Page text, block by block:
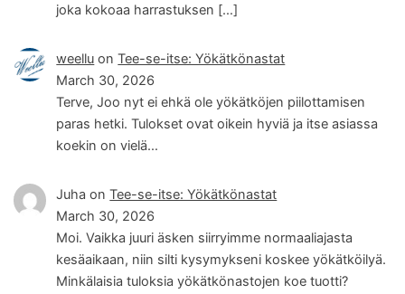
joka kokoaa harrastuksen […]
weellu onTee-se-itse: Yökätkönastat
March 30, 2026
Terve, Joo nyt ei ehkä ole yökätköjen piilottamisen
paras hetki. Tulokset ovat oikein hyviä ja itse asiassa
koekin on vielä…
Juha onTee-se-itse: Yökätkönastat
March 30, 2026
Moi. Vaikka juuri äsken siirryimme normaaliajasta
kesäaikaan, niin silti kysymykseni koskee yökätköilyä.
Minkälaisia tuloksia yökätkönastojen koe tuotti?